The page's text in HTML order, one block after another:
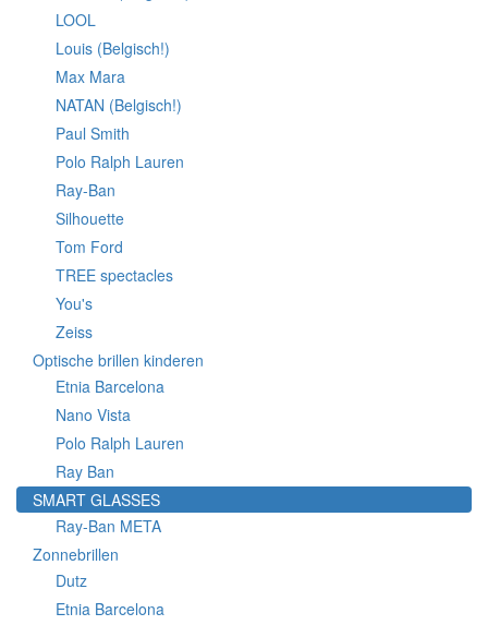
LOOL
Louis (Belgisch!)
Max Mara
NATAN (Belgisch!)
Paul Smith
Polo Ralph Lauren
Ray-Ban
Silhouette
Tom Ford
TREE spectacles
You's
Zeiss
Optische brillen kinderen
Etnia Barcelona
Nano Vista
Polo Ralph Lauren
Ray Ban
SMART GLASSES
Ray-Ban META
Zonnebrillen
Dutz
Etnia Barcelona